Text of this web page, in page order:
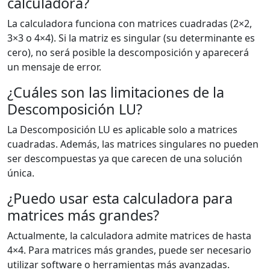
La calculadora funciona con matrices cuadradas (2×2,
3×3 o 4×4). Si la matriz es singular (su determinante es
cero), no será posible la descomposición y aparecerá
un mensaje de error.
¿Cuáles son las limitaciones de la
Descomposición LU?
La Descomposición LU es aplicable solo a matrices
cuadradas. Además, las matrices singulares no pueden
ser descompuestas ya que carecen de una solución
única.
¿Puedo usar esta calculadora para
matrices más grandes?
Actualmente, la calculadora admite matrices de hasta
4×4. Para matrices más grandes, puede ser necesario
utilizar software o herramientas más avanzadas.